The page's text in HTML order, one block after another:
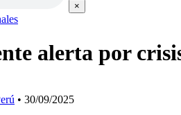
×
alerta por
• 30/09/2025